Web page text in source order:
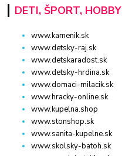
DETI, ŠPORT, HOBBY
www.kamenik.sk
www.detsky-raj.sk
www.detskaradost.sk
www.detsky-hrdina.sk
www.domaci-milacik.sk
www.hracky-online.sk
www.kupelna.shop
www.stonshop.sk
www.sanita-kupelne.sk
www.skolsky-batoh.sk